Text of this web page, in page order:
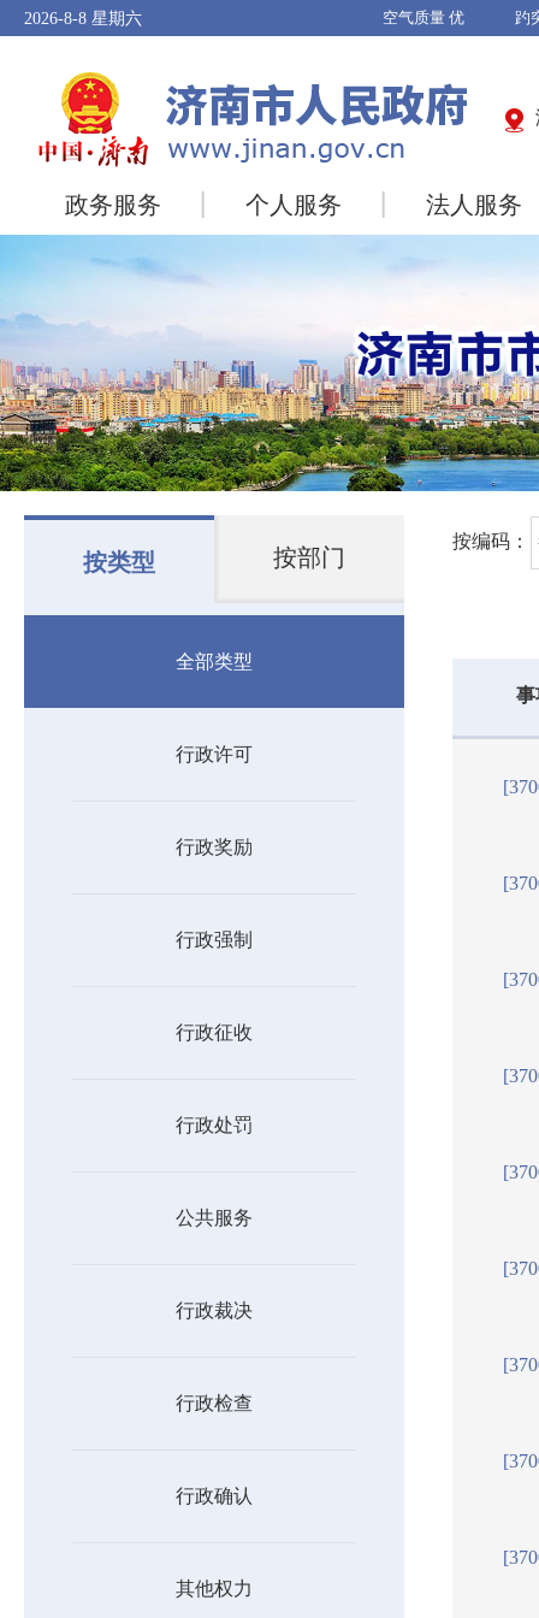
2026-8-8 星期六
政务服务 个人服务 法人服务
按类型 按部门
全部类型
行政许可
行政奖励
行政强制
行政征收
行政处罚
公共服务
行政裁决
行政检查
行政确认
其他权力
按编码：
事